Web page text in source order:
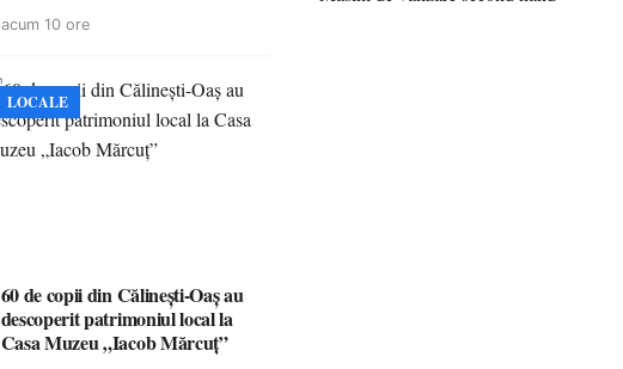
pentru o escapadă de vară
acum 10 ore
LOCALE
60 de copii din Călinești-Oaș au
descoperit patrimoniul local la
Casa Muzeu „Iacob Mărcuț”